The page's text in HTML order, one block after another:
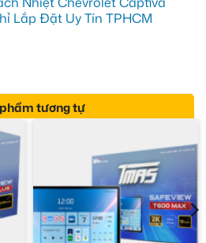
Lắp Đặt Uy Tín TPHCM
tương tự